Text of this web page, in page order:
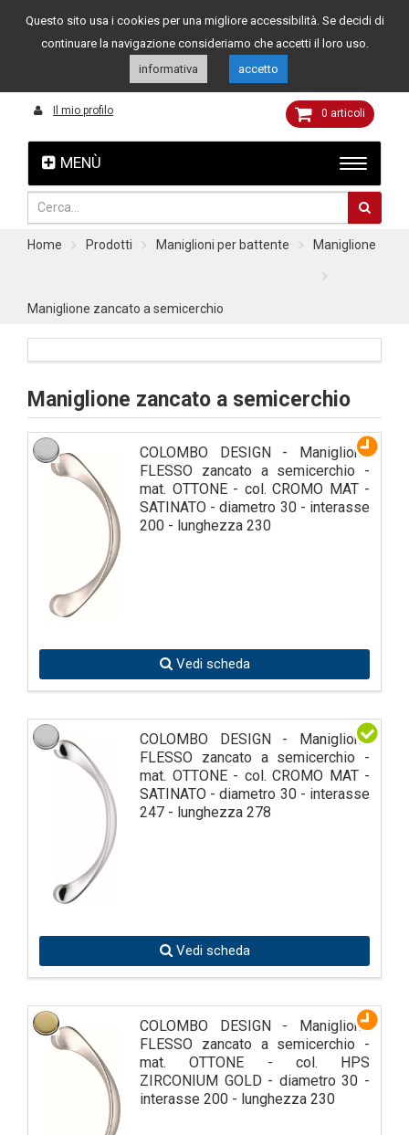
Assistenza clienti 049 8015108 349 4262144
MENÙ
Il mio profilo 0 articoli
Home Prodotti Maniglioni per battente Maniglione
Maniglione zancato a semicerchio
Maniglione zancato a semicerchio
COLOMBO DESIGN - Maniglione
FLESSO zancato a semicerchio -
mat. OTTONE - col. CROMO MAT -
SATINATO - diametro 30 - interasse
200 - lunghezza 230
Vedi scheda
COLOMBO DESIGN - Maniglione
FLESSO zancato a semicerchio -
mat. OTTONE - col. CROMO MAT -
SATINATO - diametro 30 - interasse
247 - lunghezza 278
Vedi scheda
COLOMBO DESIGN - Maniglione
FLESSO zancato a semicerchio -
mat. OTTONE - col. HPS
ZIRCONIUM GOLD - diametro 30 -
interasse 200 - lunghezza 230
Questo sito usa i cookies per una migliore accessibilità. Se decidi di
continuare la navigazione consideriamo che accetti il loro uso.
informativa
accetto